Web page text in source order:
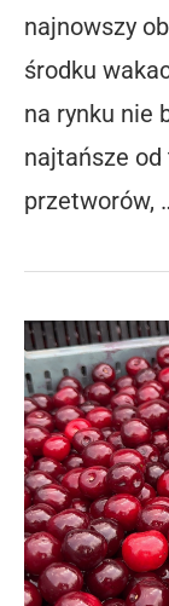
najnowszy
środku
na rynku nie
najtańsze
przetworów,